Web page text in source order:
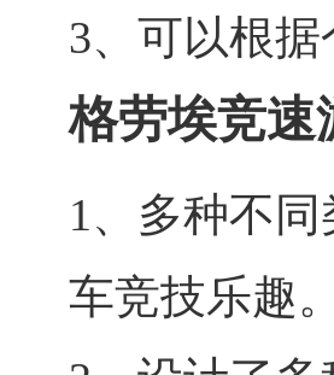
3、可以根
格劳埃竞速
1、多种不
车竞技乐趣。